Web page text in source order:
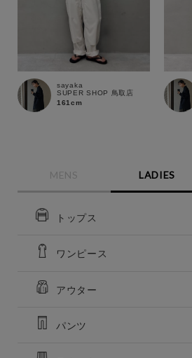
sayaka
SUPER SHOP 鳥取店
161cm
MENS LADIES
トップス
ワンピース
アウター
パンツ